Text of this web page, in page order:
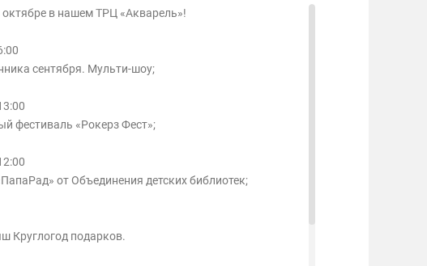
в нашем ТРЦ «Акварель»!
сентября. Мульти-шоу;
фестиваль «Рокерз Фест»;
от Объединения детских библиотек;
Круглогод подарков.